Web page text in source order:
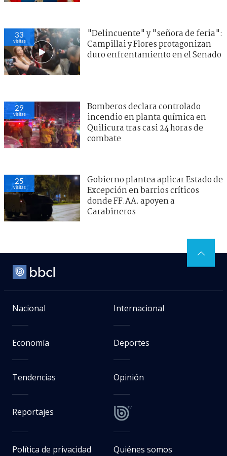
33
visitas
"Delincuente" y "señora de feria":
Campillai y Flores protagonizan
duro enfrentamiento en el Senado
29
visitas
Bomberos declara controlado
incendio en planta química en
Quilicura tras casi 24 horas de
combate
25
visitas
Gobierno plantea aplicar Estado de
Excepción en barrios críticos
donde FF.AA. apoyen a
Carabineros
Nacional Internacional
Economía Deportes
Tendencias Opinión
Reportajes
Política de privacidad Quiénes somos